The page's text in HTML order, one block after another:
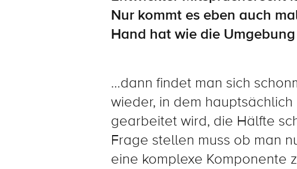
Nur kommt es eben auch
Hand hat wie die Umgebung
…dann findet man sich
wieder, in dem
gearbeitet wird, die Hälfte
Frage stellen muss ob man
eine komplexe Komponente